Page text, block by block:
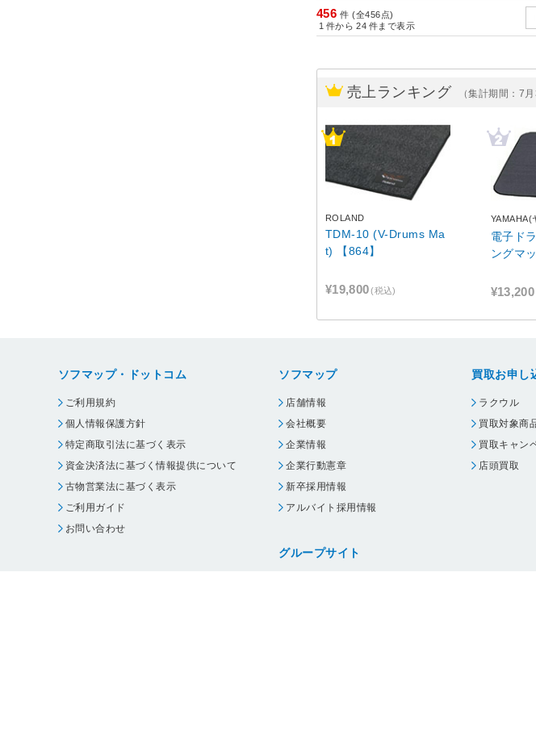
456 件 (全456点)
1 件から 24 件まで表示
売上ランキング （集計期間：7
ROLAND
TDM-10 (V-Drums Ma
t) 【864】
¥19,800(税込)
YAMAHA(
電子ド
ングマ
¥13,200
ソフマップ・ドットコム
ご利用規約
個人情報保護方針
特定商取引法に基づく表示
資金決済法に基づく情報提供について
古物営業法に基づく表示
ご利用ガイド
お問い合わせ
ソフマップ
店舗情報
会社概要
企業情報
企業行動憲章
新卒採用情報
アルバイト採用情報
グループサイト
買取お申し
ラクウル
買取対象商
買取キャン
店頭買取